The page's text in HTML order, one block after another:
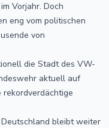
Vorjahr. Doch
eng vom politischen
von
die Stadt des VW-
aktuell auf
Deutschland bleibt weiter